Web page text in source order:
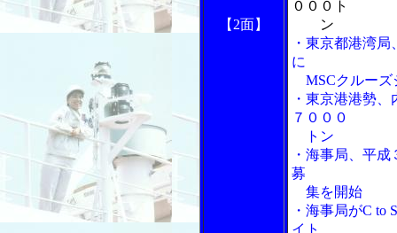
【2面】
０００ト
ン
・東京都港湾
に
MSCクルーズ
・東京港港勢
７０００
トン
・海事局、平
募
集を開始
・海事局がC to
イト